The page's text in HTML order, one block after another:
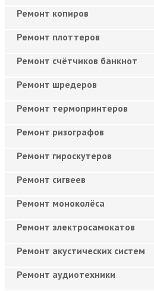
Ремонт копиров
Ремонт плоттеров
Ремонт счётчиков банкнот
Ремонт шредеров
Ремонт термопринтеров
Ремонт ризографов
Ремонт гироскутеров
Ремонт сигвеев
Ремонт моноколёса
Ремонт электросамокатов
Ремонт акустических систем
Ремонт аудиотехники